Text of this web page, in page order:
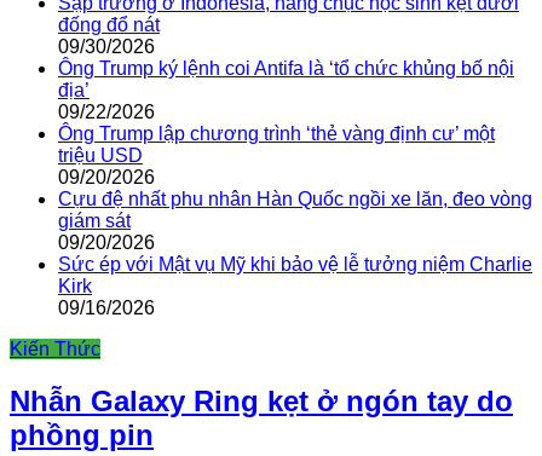
đống đổ nát
09/30/2026
Ông Trump ký lệnh coi Antifa là ‘tổ chức khủng bố nội
địa’
09/22/2026
Ông Trump lập chương trình ‘thẻ vàng định cư’ một
triệu USD
09/20/2026
Cựu đệ nhất phu nhân Hàn Quốc ngồi xe lăn, đeo vòng
giám sát
09/20/2026
Sức ép với Mật vụ Mỹ khi bảo vệ lễ tưởng niệm Charlie
Kirk
09/16/2026
Kiến Thức
Nhẫn Galaxy Ring kẹt ở ngón tay do
phồng pin